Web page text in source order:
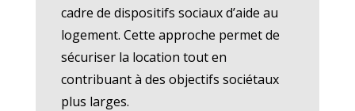
cadre de dispositifs sociaux d’aide au
logement. Cette approche permet de
sécuriser la location tout en
contribuant à des objectifs sociétaux
plus larges.